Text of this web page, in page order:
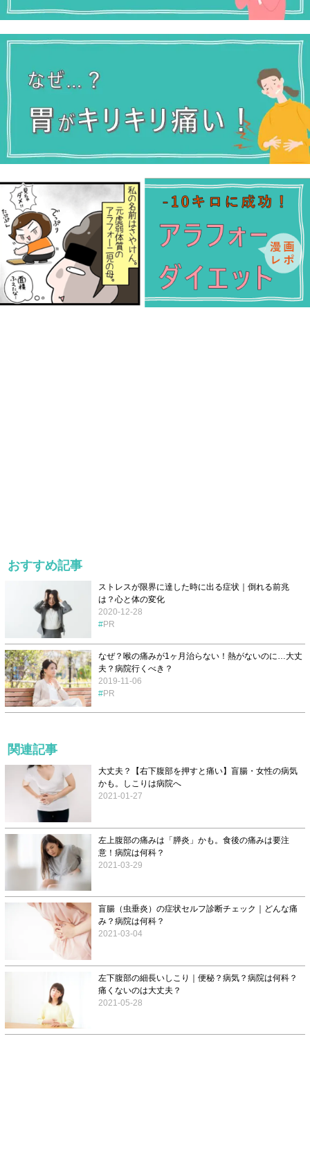
おすすめ記事
ストレスが限界に達した時に出る症状｜倒れる前兆
は？心と体の変化
2020-12-28
PR
なぜ？喉の痛みが1ヶ月治らない！熱がないのに…大丈
夫？病院行くべき？
2019-11-06
PR
関連記事
大丈夫？【右下腹部を押すと痛い】盲腸・女性の病気
かも。しこりは病院へ
2021-01-27
左上腹部の痛みは「膵炎」かも。食後の痛みは要注
意！病院は何科？
2021-03-29
盲腸（虫垂炎）の症状セルフ診断チェック｜どんな痛
み？病院は何科？
2021-03-04
左下腹部の細長いしこり｜便秘？病気？病院は何科？
痛くないのは大丈夫？
2021-05-28